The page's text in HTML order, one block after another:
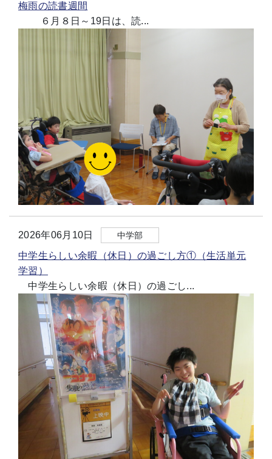
梅雨の読書週間
６月８日～19日は、読...
2026年06月10日 中学部
中学生らしい余暇（休日）の過ごし方①（生活単元
学習）
中学生らしい余暇（休日）の過ごし...